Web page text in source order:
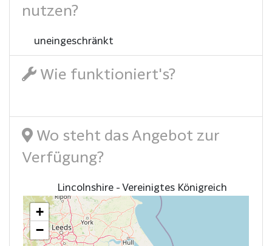
nutzen?
uneingeschränkt
Wie funktioniert's?
Wo steht das Angebot zur
Verfügung?
Lincolnshire - Vereinigtes Königreich
+
−